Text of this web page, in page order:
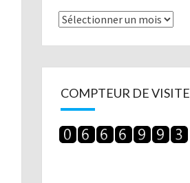
Archives
COMPTEUR DE VISITE